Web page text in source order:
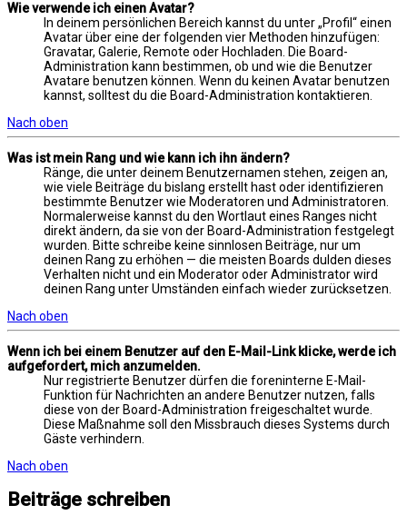
Wie verwende ich einen Avatar?
In deinem persönlichen Bereich kannst du unter „Profil“ einen
Avatar über eine der folgenden vier Methoden hinzufügen:
Gravatar, Galerie, Remote oder Hochladen. Die Board-
Administration kann bestimmen, ob und wie die Benutzer
Avatare benutzen können. Wenn du keinen Avatar benutzen
kannst, solltest du die Board-Administration kontaktieren.
Nach oben
Was ist mein Rang und wie kann ich ihn ändern?
Ränge, die unter deinem Benutzernamen stehen, zeigen an,
wie viele Beiträge du bislang erstellt hast oder identifizieren
bestimmte Benutzer wie Moderatoren und Administratoren.
Normalerweise kannst du den Wortlaut eines Ranges nicht
direkt ändern, da sie von der Board-Administration festgelegt
wurden. Bitte schreibe keine sinnlosen Beiträge, nur um
deinen Rang zu erhöhen — die meisten Boards dulden dieses
Verhalten nicht und ein Moderator oder Administrator wird
deinen Rang unter Umständen einfach wieder zurücksetzen.
Nach oben
Wenn ich bei einem Benutzer auf den E-Mail-Link klicke, werde ich
aufgefordert, mich anzumelden.
Nur registrierte Benutzer dürfen die foreninterne E-Mail-
Funktion für Nachrichten an andere Benutzer nutzen, falls
diese von der Board-Administration freigeschaltet wurde.
Diese Maßnahme soll den Missbrauch dieses Systems durch
Gäste verhindern.
Nach oben
Beiträge schreiben